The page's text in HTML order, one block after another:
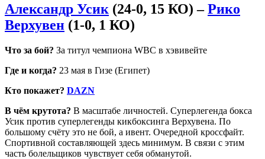
Александр Усик (24-0, 15 КО) –Рико
Верхувен (1-0, 1 КО)
Что за бой? За титул чемпиона WBC в хэвивейте
Где и когда? 23 мая в Гизе (Египет)
Кто покажет? DAZN
В чём крутота? В масштабе личностей. Суперлегенда бокса
Усик против суперлегенды кикбоксинга Верхувена. По
большому счёту это не бой, а ивент. Очередной кроссфайт.
Спортивной составляющей здесь минимум. В связи с этим
часть болельщиков чувствует себя обманутой.